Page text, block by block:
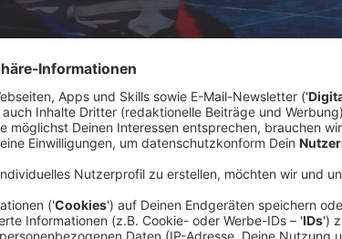
geworden. Die 15-jährige Alberndorferin steht
haben wir noch mit ihr gesprochen. Sie hat
Runde gematcht. Einen beinharten
gegeben verrät Christina im Life Radio